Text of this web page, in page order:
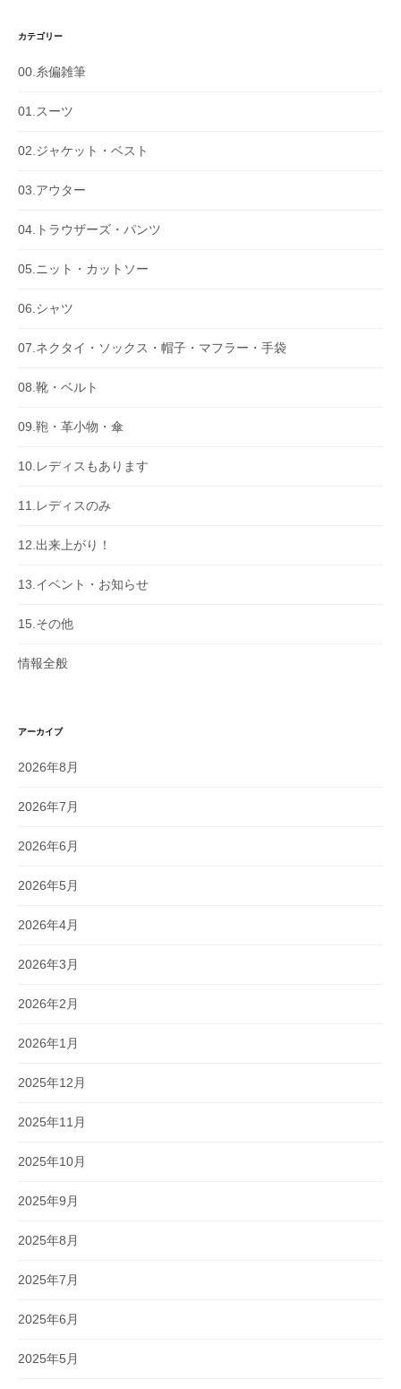
カテゴリー
00.糸偏雑筆
01.スーツ
02.ジャケット・ベスト
03.アウター
04.トラウザーズ・パンツ
05.ニット・カットソー
06.シャツ
07.ネクタイ・ソックス・帽子・マフラー・手袋
08.靴・ベルト
09.鞄・革小物・傘
10.レディスもあります
11.レディスのみ
12.出来上がり！
13.イベント・お知らせ
15.その他
情報全般
アーカイブ
2026年8月
2026年7月
2026年6月
2026年5月
2026年4月
2026年3月
2026年2月
2026年1月
2025年12月
2025年11月
2025年10月
2025年9月
2025年8月
2025年7月
2025年6月
2025年5月